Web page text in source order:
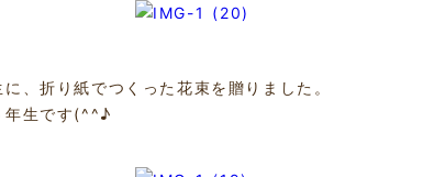
、折り紙でつくった花束を贈りました。
年生です(^^♪